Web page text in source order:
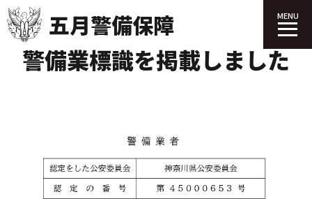
五月警備保障 MENU
2024.04.01
警備業標識を掲載しました